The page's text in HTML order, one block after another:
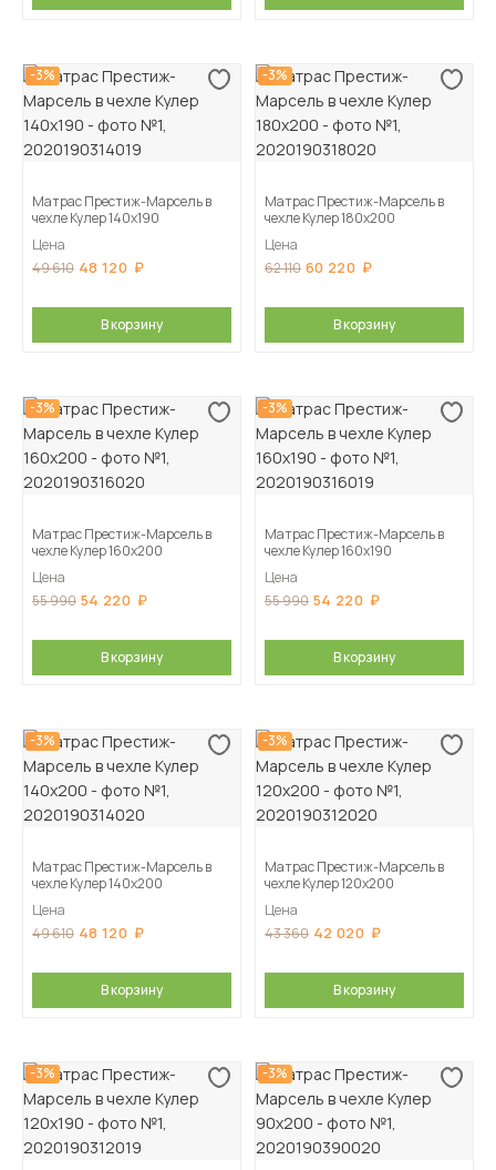
-3%
Матрас Престиж-Марсель в
чехле Кулер 140х190
Цена
49 610 48 120
В корзину
-3%
Матрас Престиж-Марсель в
чехле Кулер 180х200
Цена
62 110 60 220
В корзину
-3%
Матрас Престиж-Марсель в
чехле Кулер 160х200
Цена
55 990 54 220
В корзину
-3%
Матрас Престиж-Марсель в
чехле Кулер 160х190
Цена
55 990 54 220
В корзину
-3%
Матрас Престиж-Марсель в
чехле Кулер 140х200
Цена
49 610 48 120
В корзину
-3%
Матрас Престиж-Марсель в
чехле Кулер 120х200
Цена
43 360 42 020
В корзину
-3% -3%